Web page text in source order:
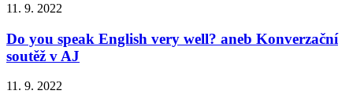
11. 9. 2022
Do you speak English very well? aneb Konverzační
soutěž v AJ
11. 9. 2022